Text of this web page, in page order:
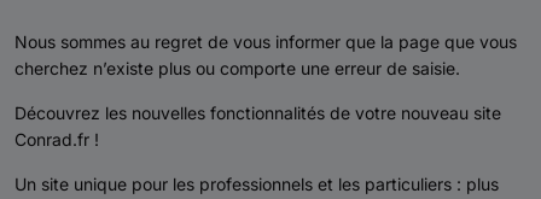
Nous sommes au regret de vous informer que la page que vous
cherchez n’existe plus ou comporte une erreur de saisie.
Découvrez les nouvelles fonctionnalités de votre nouveau site
Conrad.fr !
Un site unique pour les professionnels et les particuliers : plus